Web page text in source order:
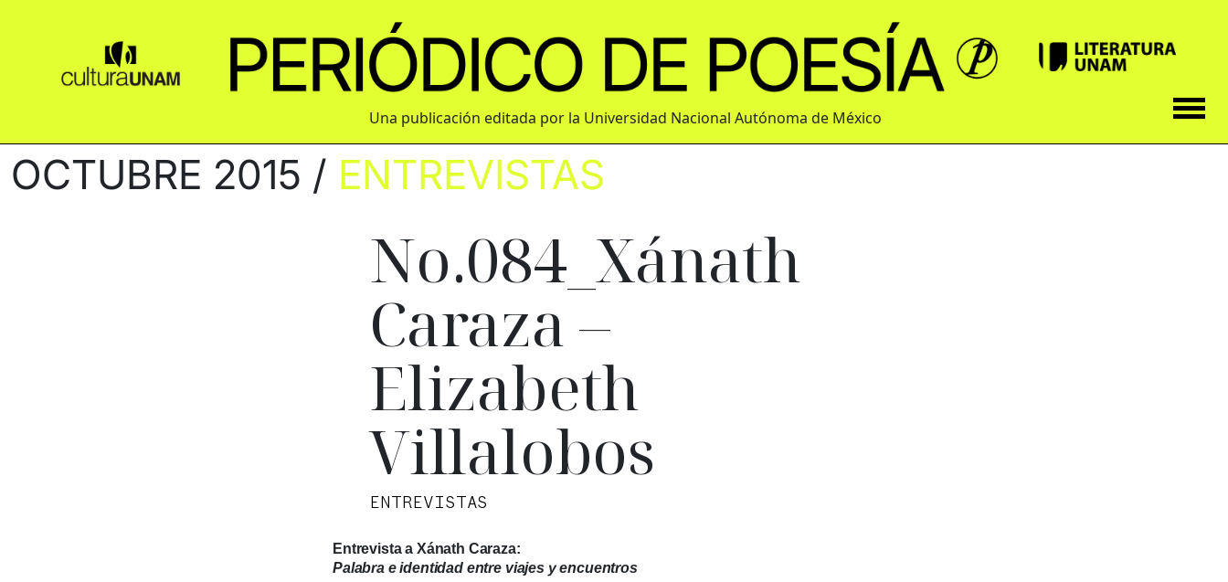
Una publicación editada por la Universidad Nacional Autónoma de México
OCTUBRE 2015 / ENTREVISTAS
No.084_Xánath
Caraza –
Elizabeth
Villalobos
ENTREVISTAS
Entrevista a Xánath Caraza:
Palabra e identidad entre viajes y encuentros